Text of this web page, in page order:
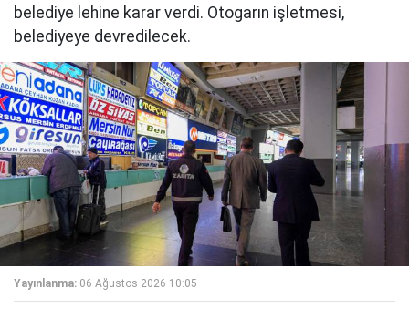
belediye lehine karar verdi. Otogarın işletmesi,
belediyeye devredilecek.
Yayınlanma: 06 Ağustos 2026 10:05